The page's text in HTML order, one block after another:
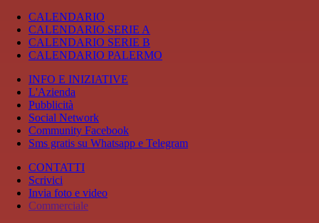
CALENDARIO
CALENDARIO SERIE A
CALENDARIO SERIE B
CALENDARIO PALERMO
INFO E INIZIATIVE
L'Azienda
Pubblicità
Social Network
Community Facebook
Sms gratis su Whatsapp e Telegram
CONTATTI
Scrivici
Invia foto e video
Commerciale